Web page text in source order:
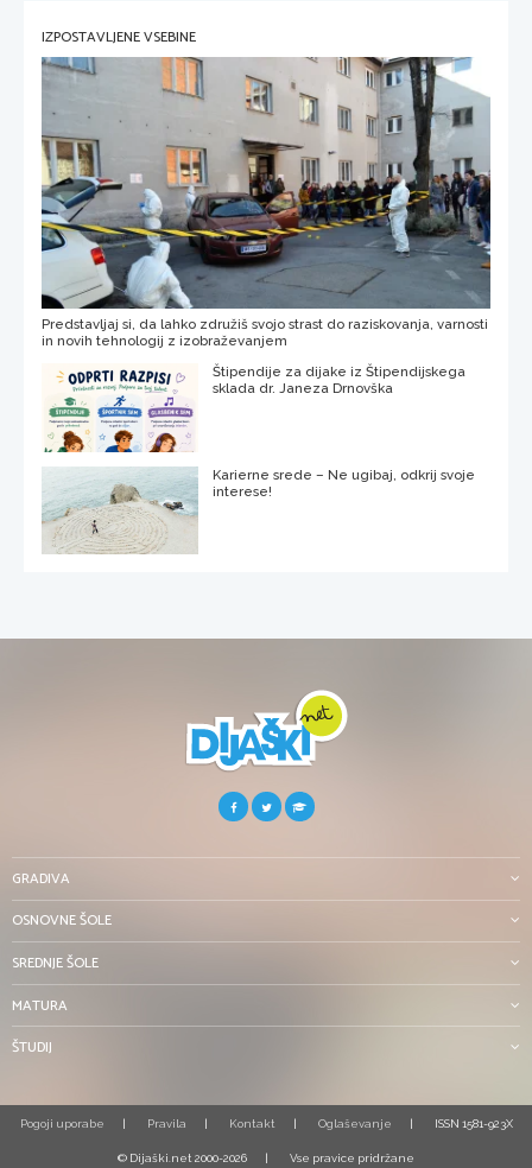
IZPOSTAVLJENE VSEBINE
Predstavljaj si, da lahko združiš svojo strast do raziskovanja, varnosti
in novih tehnologij z izobraževanjem
Štipendije za dijake iz Štipendijskega
sklada dr. Janeza Drnovška
Karierne srede – Ne ugibaj, odkrij svoje
interese!
GRADIVA
OSNOVNE ŠOLE
SREDNJE ŠOLE
MATURA
ŠTUDIJ
Pogoji uporabe Pravila Kontakt Oglaševanje ISSN 1581-923X
© Dijaški.net 2000-2026 Vse pravice pridržane